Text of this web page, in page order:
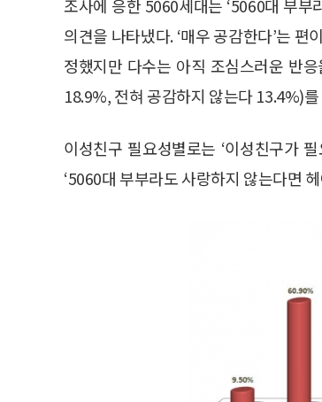
조사에 응한 5060세대는 ‘5060대 부
의견을 나타냈다. ‘매우 공감한다’는
정했지만 다수는 아직 조심스러운 반
18.9%, 전혀 공감하지 않는다 13.4%)
이성친구 필요성별로는 ‘이성친구가
‘5060대 부부라도 사랑하지 않는다면